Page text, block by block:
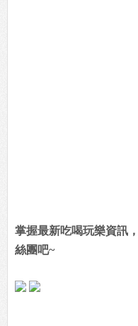
掌握最新吃喝玩樂資訊
絲團吧~